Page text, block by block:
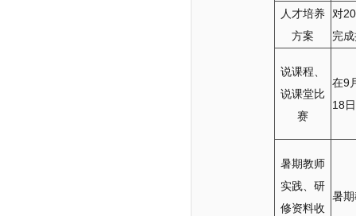
人才培养
方案
对
完
说课程、
说课堂比
赛
在9
18
暑期教师
实践、研
修资料收
暑